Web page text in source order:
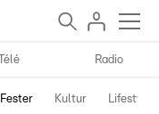
Télé Radio
Kultur Lifestyle